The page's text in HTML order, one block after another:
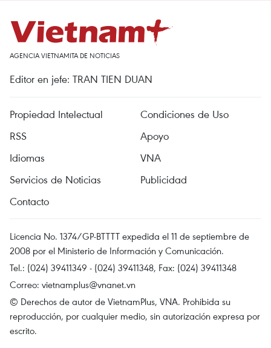
AGENCIA VIETNAMITA DE NOTICIAS
Editor en jefe: TRAN TIEN DUAN
Propiedad Intelectual
Condiciones de Uso
RSS
Apoyo
Idiomas
VNA
Servicios de Noticias
Publicidad
Contacto
Licencia No. 1374/GP-BTTTT expedida el 11 de septiembre de
2008 por el Ministerio de Información y Comunicación.
Tel.: (024) 39411349 - (024) 39411348, Fax: (024) 39411348
Correo: vietnamplus@vnanet.vn
© Derechos de autor de VietnamPlus, VNA. Prohibida su
reproducción, por cualquier medio, sin autorización expresa por
escrito.